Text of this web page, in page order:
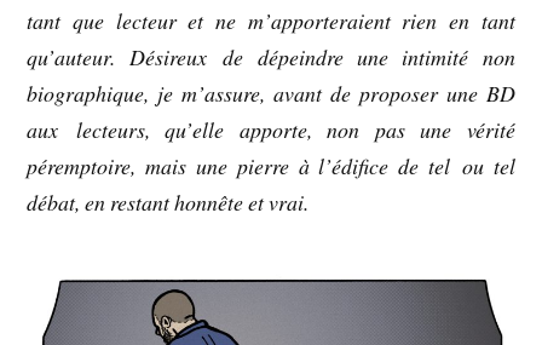
tant que lecteur et ne m’apporteraient rien en tant
qu’auteur. Désireux de dépeindre une intimité non
biographique, je m’assure, avant de proposer une BD
aux lecteurs, qu’elle apporte, non pas une vérité
péremptoire, mais une pierre à l’édifice de tel ou tel
débat, en restant honnête et vrai.